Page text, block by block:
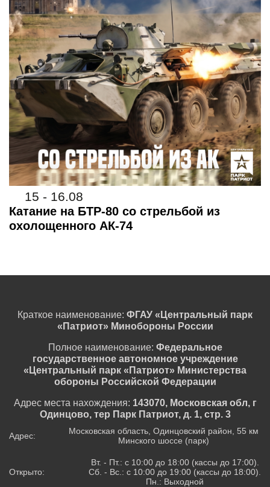
15 - 16.08
Катание на БТР-80 со стрельбой из
охолощенного АК-74
Краткое наименование: ФГАУ «Центральный парк
«Патриот» Минобороны России
Полное наименование: Федеральное
государственное автономное учреждение
«Центральный парк «Патриот» Министерства
обороны Российской Федерации
Адрес места нахождения: 143070, Московская обл, г
Одинцово, тер Парк Патриот, д. 1, стр. 3
Адрес:
Московская область, Одинцовский район, 55 км
Минского шоссе (парк)
Открыто:
Вт. - Пт.: с 10:00 до 18:00 (кассы до 17:00).
Сб. - Вс.: с 10:00 до 19:00 (кассы до 18:00).
Пн.: Выходной